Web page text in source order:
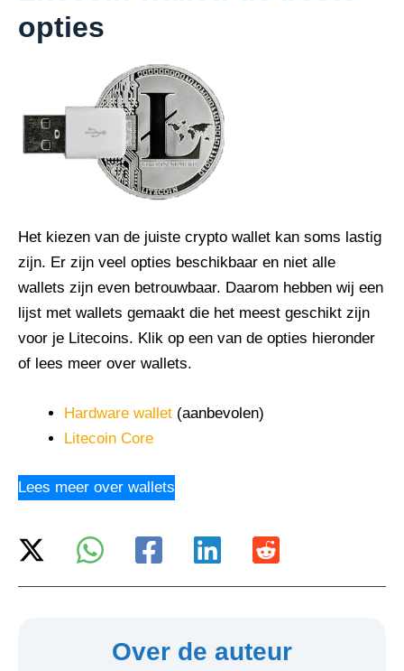
opties
Het kiezen van de juiste crypto wallet kan soms lastig
zijn. Er zijn veel opties beschikbaar en niet alle
wallets zijn even betrouwbaar. Daarom hebben wij een
lijst met wallets gemaakt die het meest geschikt zijn
voor je Litecoins. Klik op een van de opties hieronder
of lees meer over wallets.
Hardware wallet (aanbevolen)
Litecoin Core
Lees meer over wallets
Over de auteur